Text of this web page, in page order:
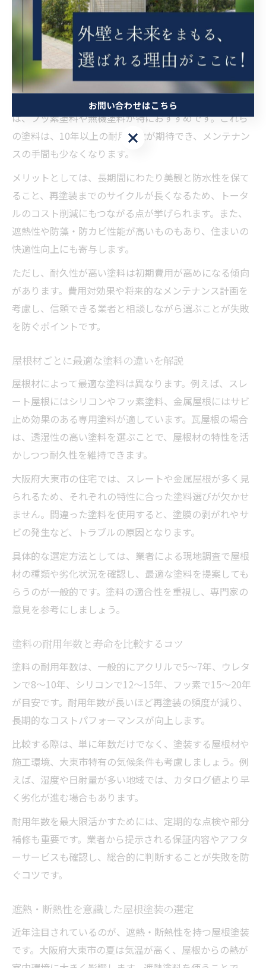
ります。塗料の選択を誤ると、塗膜の剥がれや早期劣化
のリスクが高まるため、慎重な判断が必要です。
耐久性が高い塗料の特徴とメリット
耐久性の高い塗料には、塗膜が厚く、紫外線や雨風に強
いという特徴があります。大阪府大東市のような気候で
は、フッ素塗料や無機塗料が特におすすめです。これら
の塗料は、10年以上の耐用年数が期待でき、メンテナン
スの手間も少なくなります。
メリットとしては、長期間にわたり美観と防水性を保て
ること、再塗装までのサイクルが長くなるため、トータ
ルのコスト削減にもつながる点が挙げられます。また、
遮熱性や防藻・防カビ性能が高いものもあり、住まいの
快適性向上にも寄与します。
ただし、耐久性が高い塗料は初期費用が高めになる傾向
があります。費用対効果や将来的なメンテナンス計画を
考慮し、信頼できる業者と相談しながら選ぶことが失敗
を防ぐポイントです。
屋根材ごとに最適な塗料の違いを解説
屋根材によって最適な塗料は異なります。例えば、スレ
ート屋根にはシリコンやフッ素塗料、金属屋根にはサビ
止め効果のある専用塗料が適しています。瓦屋根の場合
は、透湿性の高い塗料を選ぶことで、屋根材の特性を活
かしつつ耐久性を維持できます。
大阪府大東市の住宅では、スレートや金属屋根が多く見
られるため、それぞれの特性に合った塗料選びが欠かせ
ません。間違った塗料を使用すると、塗膜の剥がれやサ
ビの発生など、トラブルの原因となります。
具体的な選定方法としては、業者による現地調査で屋根
材の種類や劣化状況を確認し、最適な塗料を提案しても
らうのが一般的です。塗料の適合性を重視し、専門家の
意見を参考にしましょう。
塗料の耐用年数と寿命を比較するコツ
塗料の耐用年数は、一般的にアクリルで5〜7年、ウレタ
ンで8〜10年、シリコンで12〜15年、フッ素で15〜20年
が目安です。耐用年数が長いほど再塗装の頻度が減り、
長期的なコストパフォーマンスが向上します。
比較する際は、単に年数だけでなく、塗装する屋根材や
施工環境、大東市特有の気候条件も考慮しましょう。例
えば、湿度や日射量が多い地域では、カタログ値より早
く劣化が進む場合もあります。
耐用年数を最大限活かすためには、定期的な点検や部分
補修も重要です。業者から提示される保証内容やアフタ
ーサービスも確認し、総合的に判断することが失敗を防
ぐコツです。
遮熱・断熱性を意識した屋根塗装の選定
近年注目されているのが、遮熱・断熱性を持つ屋根塗装
です。大阪府大東市の夏は気温が高く、屋根からの熱が
お問い合わせはこちら
お問い合わせはこちら